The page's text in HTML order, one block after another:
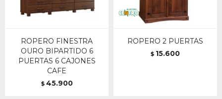
ROPERO FINESTRA
OURO BIPARTIDO 6
PUERTAS 6 CAJONES
CAFE
$ 45.900
ROPERO 2 PUERTAS
$ 15.600